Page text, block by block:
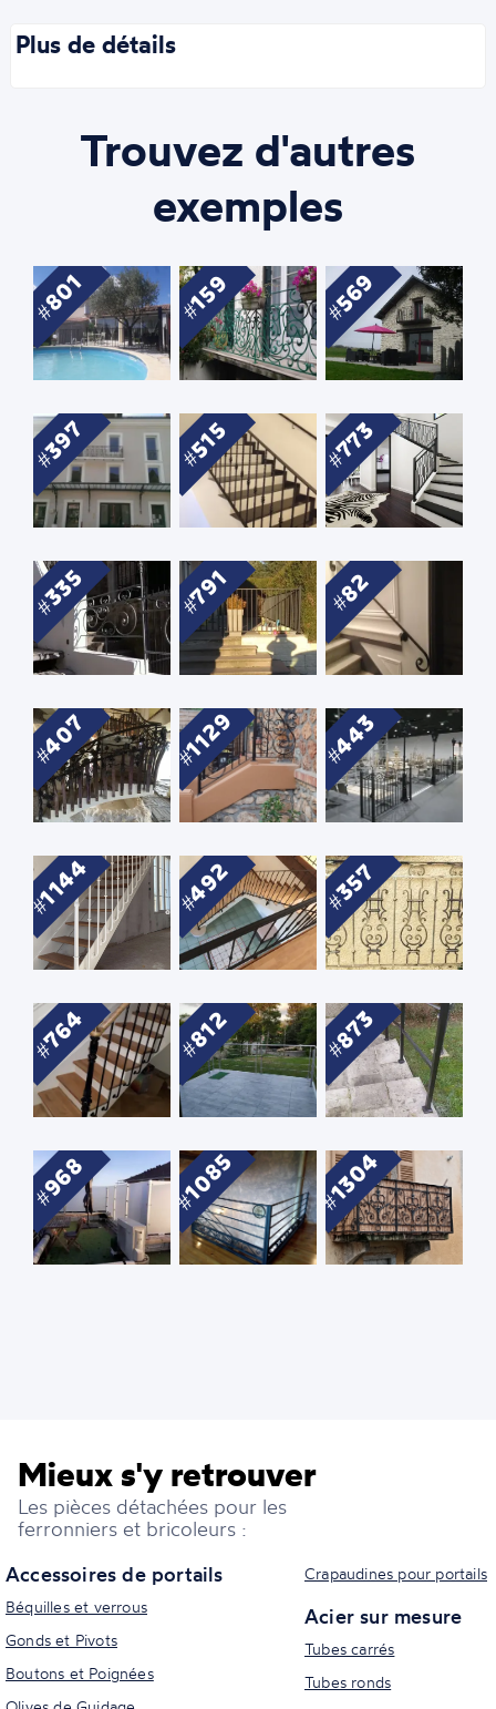
Plus de détails
Trouvez d'autres
exemples
801 159 569
397 515 773
335 791 82
407 1129 443
1144 492 357
764 812 873
968 1085 1304
Mieux s'y retrouver
Les pièces détachées pour les
ferronniers et bricoleurs :
Accessoires de portails
Béquilles et verrous
Gonds et Pivots
Boutons et Poignées
Crapaudines pour portails
Acier sur mesure
Tubes carrés
Tubes ronds